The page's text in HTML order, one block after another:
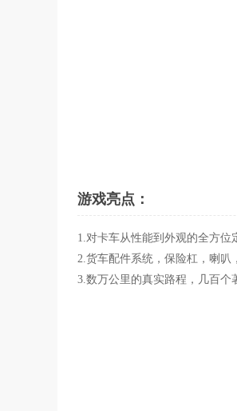
游戏亮点：
1.对卡车从性能到外观的全方位
2.货车配件系统，保险杠，喇叭
3.数万公里的真实路程，几百个